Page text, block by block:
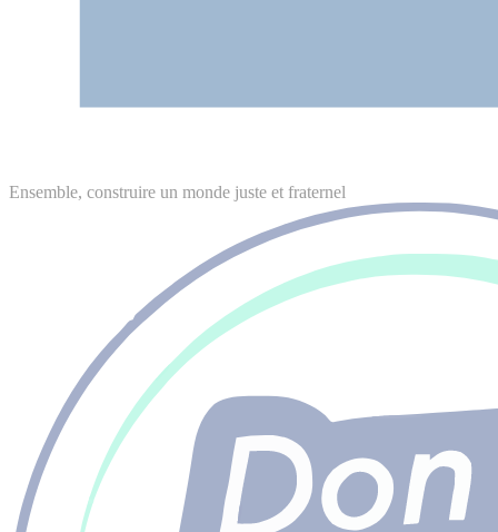
Ensemble, construire un monde juste et fraternel